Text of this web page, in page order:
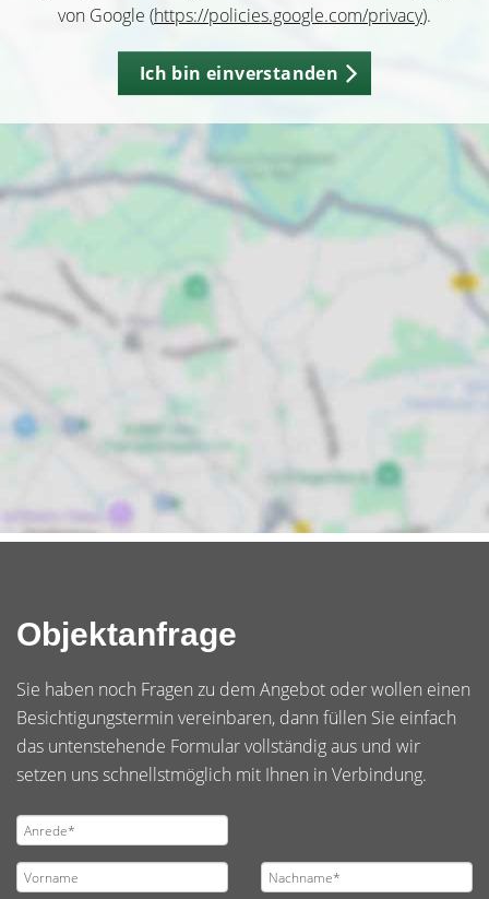
von Google (https://policies.google.com/privacy).
Ich bin einverstanden
Objektanfrage
Sie haben noch Fragen zu dem Angebot oder wollen einen
Besichtigungstermin vereinbaren, dann füllen Sie einfach
das untenstehende Formular vollständig aus und wir
setzen uns schnellstmöglich mit Ihnen in Verbindung.